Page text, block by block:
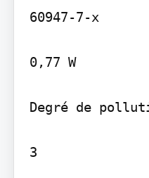
60947-7-x
0,77 W
Degré de
3